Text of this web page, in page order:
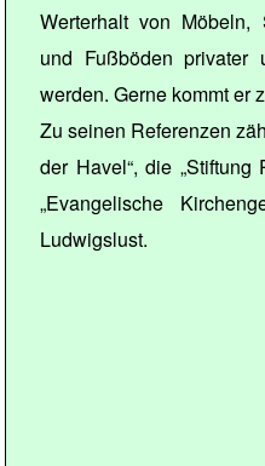
Werterhalt von Möbeln,
und Fußböden privater
werden. Gerne kommt er
Zu seinen Referenzen
der Havel“, die
„Evangelische
Ludwigslust.